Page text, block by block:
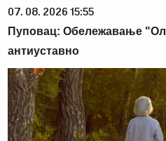
07. 08. 2026 15:55
Пуповац: Обележавање
антиуставно